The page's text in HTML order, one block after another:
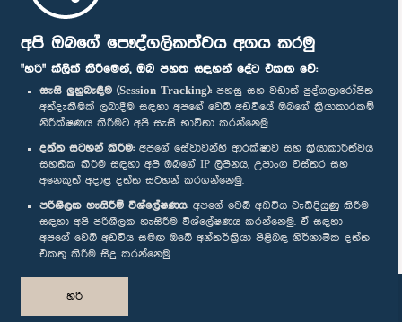
අපි ඔබගේ පෞද්ගලිකත්වය අගය කරමු
"හරි" ක්ලික් කිරීමෙන්, ඔබ පහත සඳහන් දේට එකඟ වේ:
සැසි ලුහුබැඳීම (Session Tracking): පහසු සහ වඩාත් පුද්ගලාරෝපිත
අත්දැකීමක් ලබාදීම සඳහා අපගේ වෙබ් අඩවියේ ඔබගේ ක්‍රියාකාරකම්
නිරීක්ෂණය කිරීමට අපි සැසි භාවිතා කරන්නෙමු.
දත්ත සටහන් කිරීම: අපගේ සේවාවන්හි ආරක්ෂාව සහ ක්‍රියාකාරීත්වය
සහතික කිරීම සඳහා අපි ඔබගේ IP ලිපිනය, උපාංග විස්තර සහ
අනෙකුත් අදාළ දත්ත සටහන් කරගන්නෙමු.
පරිශීලක හැසිරීම් විශ්ලේෂණය: අපගේ වෙබ් අඩවිය වැඩිදියුණු කිරීම
සඳහා අපි පරිශීලක හැසිරීම විශ්ලේෂණය කරන්නෙමු. ඒ සඳහා
අපගේ වෙබ් අඩවිය සමඟ ඔබේ අන්තර්ක්‍රියා පිළිබඳ නිර්නාමික දත්ත
එකතු කිරීම සිදු කරන්නෙමු.
හරි
පාර්ලිමේන්තු ජංගම යෙදුම
අප හා සම්බන්ධ වී සිටින්න :
සම්මාන
පෞද්ගලිකත්ව ප්‍රතිපත්තිය